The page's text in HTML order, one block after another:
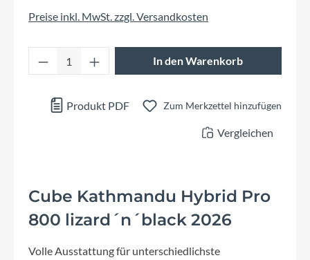
Preise inkl. MwSt. zzgl. Versandkosten
Produkt Anzahl: Gib den gewünschten
In den Warenkorb
Produkt PDF Zum Merkzettel hinzufügen
Vergleichen
Cube Kathmandu Hybrid Pro
800 lizard´n´black 2026
Volle Ausstattung für unterschiedlichste